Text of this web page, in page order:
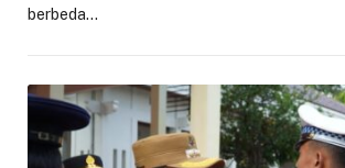
berbeda…